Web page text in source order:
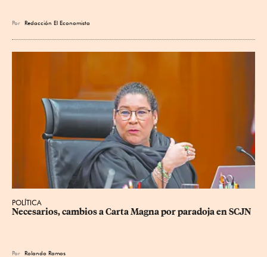
Por Redacción El Economista
POLÍTICA
Necesarios, cambios a Carta Magna por paradoja en SCJN
Por Rolando Ramos